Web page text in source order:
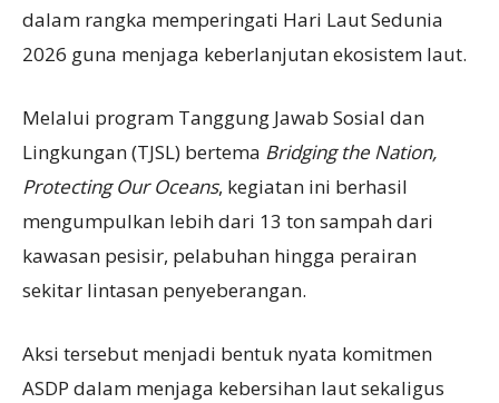
dalam rangka memperingati Hari Laut Sedunia
2026 guna menjaga keberlanjutan ekosistem laut.
Melalui program Tanggung Jawab Sosial dan
Lingkungan (TJSL) bertema Bridging the Nation,
Protecting Our Oceans, kegiatan ini berhasil
mengumpulkan lebih dari 13 ton sampah dari
kawasan pesisir, pelabuhan hingga perairan
sekitar lintasan penyeberangan.
Aksi tersebut menjadi bentuk nyata komitmen
ASDP dalam menjaga kebersihan laut sekaligus